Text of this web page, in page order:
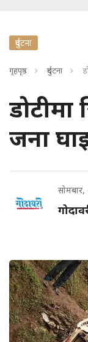
दुर्घटना
गृहपृष्ठ दुर्घटना
डोटीमा
जना